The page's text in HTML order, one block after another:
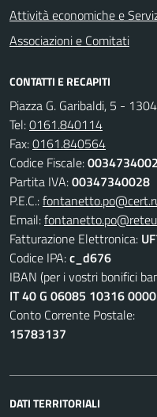
Attività economiche e
Associazioni e Comitati
CONTATTI E RECAPITI
Piazza G. Garibaldi, 5 -
Tel:0161.840114
Fax:0161.840564
Codice Fiscale:
Partita IVA:00347340028
P.E.C.:
Email:
Fatturazione Elettronica:
Codice IPA:c_d676
IBAN (per i vostri bonifici
IT 40 G 06085 10316
Conto Corrente Postale:
15783137
DATI TERRITORIALI